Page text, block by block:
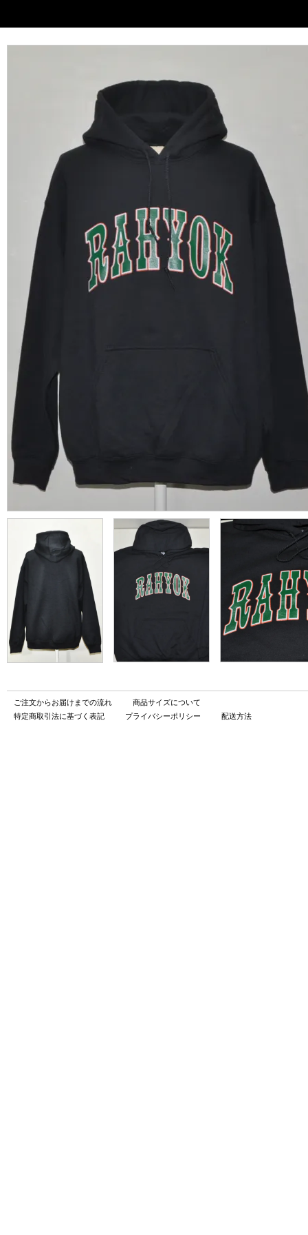
ご注文からお届けまでの流れ
商品サイズについて
特定商取引法に基づく表記
プライバシーポリシー 配送方法